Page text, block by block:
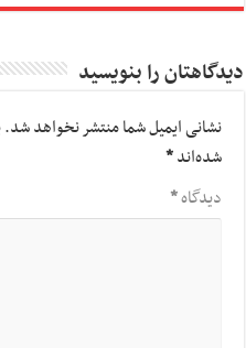
دیدگاهتان را بنویسید
نشانی ایمیل شما منتشر نخواهد شد.
شده‌اند*
دیدگاه*